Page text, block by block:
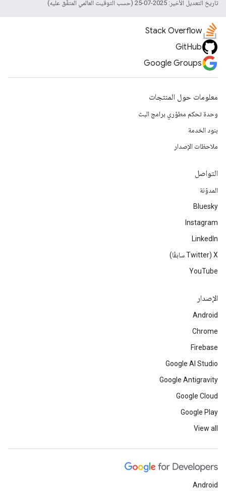
تاريخ التعديل الأخير: 2025-07-25 (حسب التوقيت العالمي المتفَّق عليه)
Stack Overflow
GitHub
Google Groups
معلومات حول المنتجات
وحدة تحكم مطوّري برامج البث
بنود الخدمة
ملاحظات الإصدار
التواصل
المدوّنة
Bluesky
Instagram
LinkedIn
‫X ‏(Twitter سابقًا)
YouTube
الإصدار
Android
Chrome
Firebase
Google AI Studio
Google Antigravity
Google Cloud
Google Play
View all
Android